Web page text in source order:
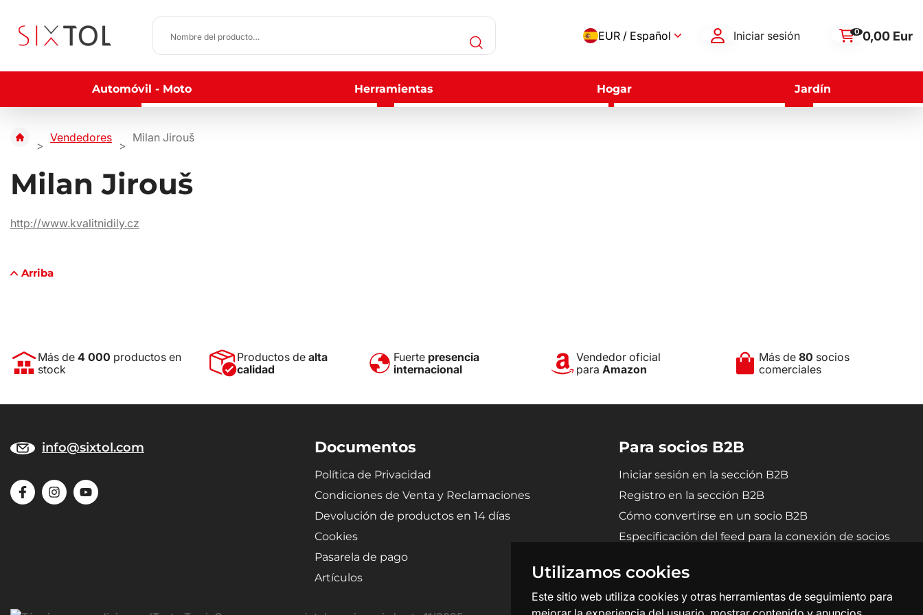
EUR / Español Iniciar sesión 0 0,00 Eur
Automóvil - Moto Herramientas Hogar Jardín
Vendedores Milan Jirouš
Milan Jirouš
http://www.kvalitnidily.cz
Arriba
Más de 4 000 productos en
stock
Productos dealta
calidad
Fuerte presencia
internacional
Vendedor oficial
para Amazon
Más de80 socios
comerciales
info@sixtol.com Documentos
Política de Privacidad
Condiciones de Venta y Reclamaciones
Devolución de productos en 14 días
Cookies
Pasarela de pago
Artículos
Para socios B2B
Iniciar sesión en la sección B2B
Registro en la sección B2B
Cómo convertirse en un socio B2B
Especificación del feed para la conexión de socios
Utilizamos cookies
Este sitio web utiliza cookies y otras herramientas de seguimiento para